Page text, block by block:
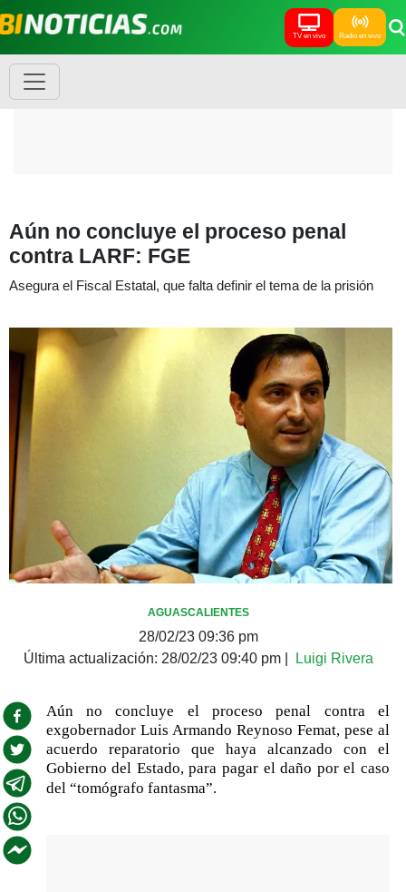
TV en vivo Radio en vivo
Aún no concluye el proceso penal
contra LARF: FGE
Asegura el Fiscal Estatal, que falta definir el tema de la prisión
AGUASCALIENTES
28/02/23 09:36 pm
Última actualización: 28/02/23 09:40 pm Luigi Rivera
Aún no concluye el proceso penal contra el
exgobernador Luis Armando Reynoso Femat, pese al
acuerdo reparatorio que haya alcanzado con el
Gobierno del Estado, para pagar el daño por el caso
del “tomógrafo fantasma”.